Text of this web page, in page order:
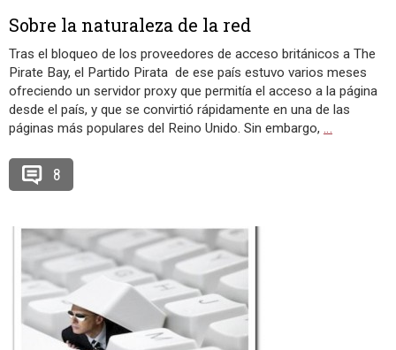
Sobre la naturaleza de la red
Tras el bloqueo de los proveedores de acceso británicos a The
Pirate Bay, el Partido Pirata de ese país estuvo varios meses
ofreciendo un servidor proxy que permitía el acceso a la página
desde el país, y que se convirtió rápidamente en una de las
páginas más populares del Reino Unido. Sin embargo, …
8